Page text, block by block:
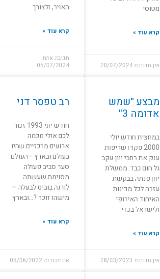
מטוסי
קרא עוד »
אין תגובות20/07/2024
האויר, ולצורך
קרא עוד »
תגובה אחת
05/07/2024
מבצע "שמש
אדומה 3"
במחצית חודש יולי
2000 פקדו שריפות
ענק את רחבי יוון עקב
גל חום כבד. ממשלת
יוון פנתה בבקשת
עזרה לכל מדינות
האיחוד האירופי
ולישראל בכדי
קרא עוד »
אין תגובות 28/03/2023
רב טפסר דני
חודש יוני 1993 זכור
לכם אולי מכמה
ארועים מרכזיים שהיו
בעולם ובארץ –העולם
סער סביב פעולה
מסוימת שעשתה
לורנה בוביט לבעלה –
מישהו זוכר ?…ובארץ
קרא עוד »
אין תגובות05/06/2022